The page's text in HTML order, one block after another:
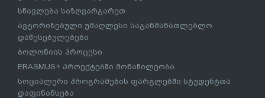
სწავლება საზღვარგარეთ
ავტორიზებული უმაღლესი საგანმანათლებლო
დაწესებულებები
ბოლონიის პროცესი
ERASMUS+ პროექტებში მონაწილეობა
სოციალური პროგრამების ფარგლებში სტუდენტთა
დაფინანსება